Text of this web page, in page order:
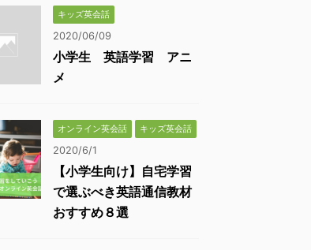
キッズ英会話
2020/06/09
小学生 英語学習 アニ
メ
オンライン英会話 キッズ英会話
2020/6/1
【小学生向け】自宅学習
で選ぶべき英語通信教材
おすすめ８選